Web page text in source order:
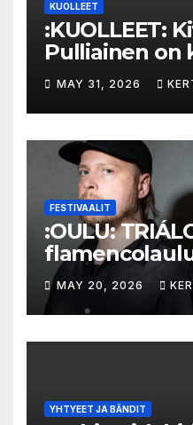
KUOLLEET
:KUOLLEET:
Pulliainen on
MAY 31, 2026
FESTIVAALIT
:OULU:
elektronisen
hylätyn tilan
MAY 20, 2026
YHTYEET JA BÄNDIT